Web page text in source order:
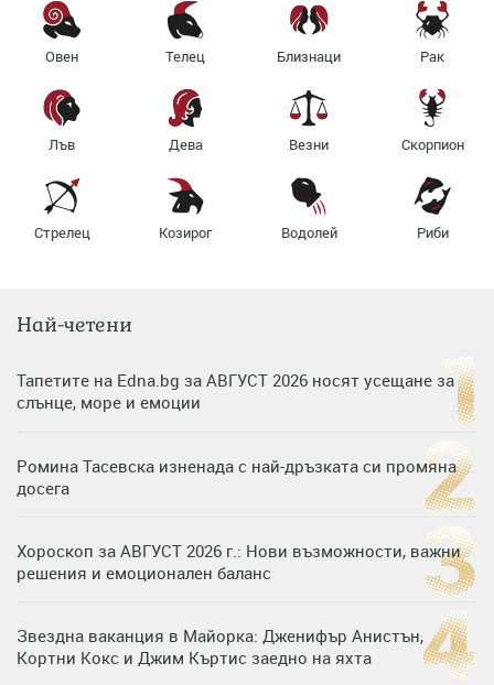
Овен Телец Близнаци Рак
Лъв Дева Везни Скорпион
Стрелец Козирог Водолей Риби
Най-четени
Тапетите на Edna.bg за АВГУСТ 2026 носят усещане за
слънце, море и емоции
Ромина Тасевска изненада с най-дръзката си промяна
досега
Хороскоп за АВГУСТ 2026 г.: Нови възможности, важни
решения и емоционален баланс
Звездна ваканция в Майорка: Дженифър Анистън,
Кортни Кокс и Джим Къртис заедно на яхта